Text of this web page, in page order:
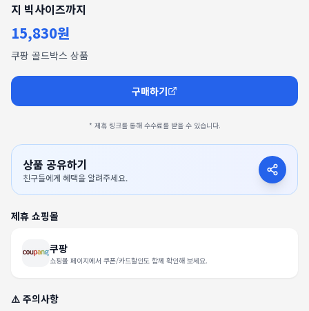
지 빅사이즈까지
15,830원
쿠팡 골드박스 상품
구매하기
* 제휴 링크를 통해 수수료를 받을 수 있습니다.
상품 공유하기
친구들에게 혜택을 알려주세요.
제휴 쇼핑몰
쿠팡
쇼핑몰 페이지에서 쿠폰/카드할인도 함께 확인해 보세요.
⚠️ 주의사항